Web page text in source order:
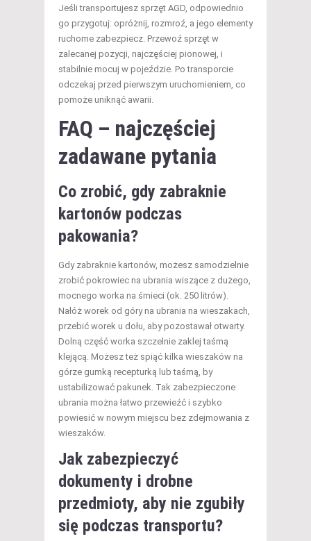
Jeśli transportujesz sprzęt AGD, odpowiednio
go przygotuj: opróżnij, rozmroź, a jego elementy
ruchome zabezpiecz. Przewoź sprzęt w
zalecanej pozycji, najczęściej pionowej, i
stabilnie mocuj w pojeździe. Po transporcie
odczekaj przed pierwszym uruchomieniem, co
pomoże uniknąć awarii.
FAQ – najczęściej
zadawane pytania
Co zrobić, gdy zabraknie
kartonów podczas
pakowania?
Gdy zabraknie kartonów, możesz samodzielnie
zrobić pokrowiec na ubrania wiszące z dużego,
mocnego worka na śmieci (ok. 250 litrów).
Nałóż worek od góry na ubrania na wieszakach,
przebić worek u dołu, aby pozostawał otwarty.
Dolną część worka szczelnie zaklej taśmą
klejącą. Możesz też spiąć kilka wieszaków na
górze gumką recepturką lub taśmą, by
ustabilizować pakunek. Tak zabezpieczone
ubrania można łatwo przewieźć i szybko
powiesić w nowym miejscu bez zdejmowania z
wieszaków.
Jak zabezpieczyć
dokumenty i drobne
przedmioty, aby nie zgubiły
się podczas transportu?